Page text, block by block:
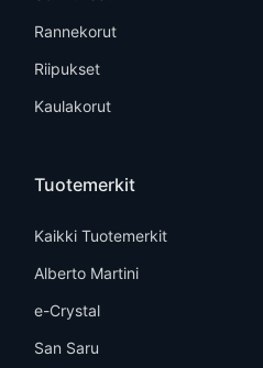
Rannekorut
Riipukset
Kaulakorut
Tuotemerkit
Kaikki Tuotemerkit
Alberto Martini
e-Crystal
San Saru